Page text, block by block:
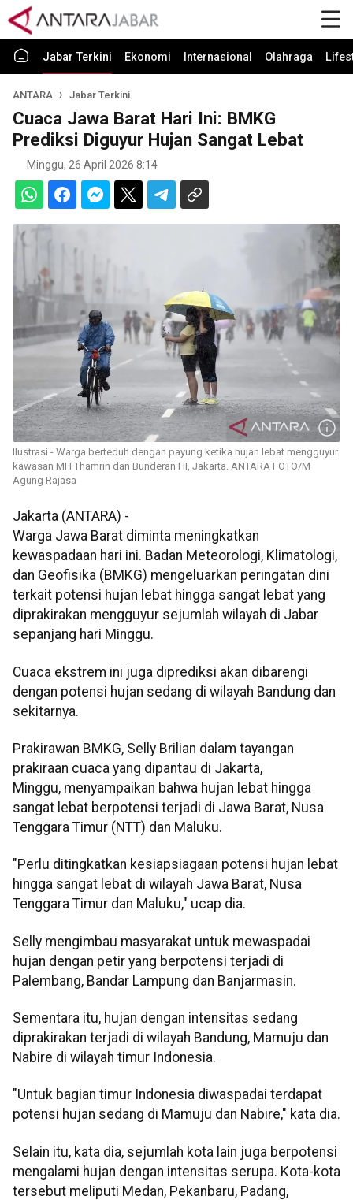
Jabar Terkini Ekonomi Internasional Olahraga
ANTARA Jabar Terkini
Cuaca Jawa Barat Hari Ini: BMKG
Prediksi Diguyur Hujan Sangat Lebat
Minggu, 26 April 2026 8:14
Ilustrasi - Warga berteduh dengan payung ketika hujan lebat mengguyur
kawasan MH Thamrin dan Bunderan HI, Jakarta. ANTARA FOTO/M
Agung Rajasa
Jakarta (ANTARA) -
Warga Jawa Barat diminta meningkatkan
kewaspadaan hari ini. Badan Meteorologi, Klimatologi,
dan Geofisika (BMKG) mengeluarkan peringatan dini
terkait potensi hujan lebat hingga sangat lebat yang
diprakirakan mengguyur sejumlah wilayah di Jabar
sepanjang hari Minggu.
Cuaca ekstrem ini juga diprediksi akan dibarengi
dengan potensi hujan sedang di wilayah Bandung dan
sekitarnya.
Prakirawan BMKG, Selly Brilian dalam tayangan
prakiraan cuaca yang dipantau di Jakarta,
Minggu, menyampaikan bahwa hujan lebat hingga
sangat lebat berpotensi terjadi di Jawa Barat, Nusa
Tenggara Timur (NTT) dan Maluku.
"Perlu ditingkatkan kesiapsiagaan potensi hujan lebat
hingga sangat lebat di wilayah Jawa Barat, Nusa
Tenggara Timur dan Maluku," ucap dia.
Selly mengimbau masyarakat untuk mewaspadai
hujan dengan petir yang berpotensi terjadi di
Palembang, Bandar Lampung dan Banjarmasin.
Sementara itu, hujan dengan intensitas sedang
diprakirakan terjadi di wilayah Bandung, Mamuju dan
Nabire di wilayah timur Indonesia.
"Untuk bagian timur Indonesia diwaspadai terdapat
potensi hujan sedang di Mamuju dan Nabire," kata dia.
Selain itu, kata dia, sejumlah kota lain juga berpotensi
mengalami hujan dengan intensitas serupa. Kota-kota
tersebut meliputi Medan, Pekanbaru, Padang,